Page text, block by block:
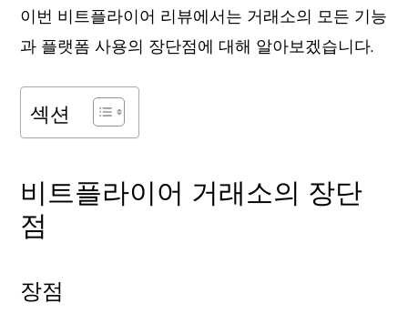
이번 비트플라이어 리뷰에서는 거래소의 모든 기능
과 플랫폼 사용의 장단점에 대해 알아보겠습니다.
섹션
비트플라이어 거래소의 장단
점
장점